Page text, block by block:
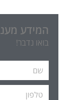
המידע
בואו נדבר!